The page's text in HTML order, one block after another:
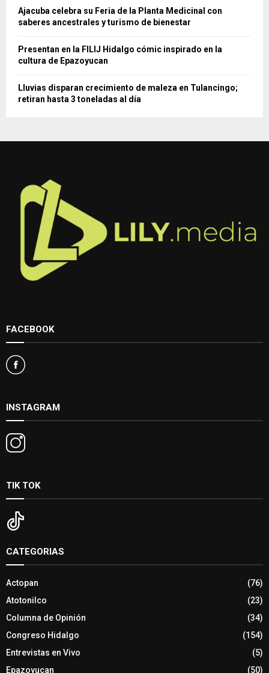
Ajacuba celebra su Feria de la Planta Medicinal con
saberes ancestrales y turismo de bienestar
Presentan en la FILIJ Hidalgo cómic inspirado en la
cultura de Epazoyucan
Lluvias disparan crecimiento de maleza en Tulancingo;
retiran hasta 3 toneladas al día
FACEBOOK
INSTAGRAM
TIK TOK
CATEGORIAS
Actopan
(76)
Atotonilco
(23)
Columna de Opinión
(34)
Congreso Hidalgo
(154)
Entrevistas en Vivo
(5)
Epazoyucan
(50)